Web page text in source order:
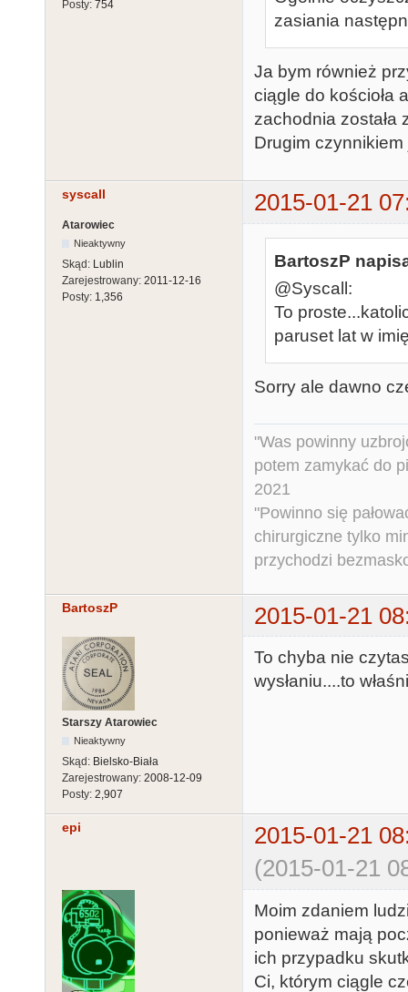
Posty: 754
zasiania
Ja bym również
ciągle do kościoła
zachodnia została
Drugim
syscall 2015-01-21
Atarowiec
Nieaktywny
Skąd: Lublin
Zarejestrowany: 2011-12-16
Posty: 1,356
BartoszP
@Syscall:
To
paruset lat w
Sorry ale dawno
"Was powinny
potem zamykać do
2021
"Powinno się
chirurgiczne tylko
przychodzi
BartoszP 2015-01-21
Starszy Atarowiec
Nieaktywny
Skąd: Bielsko-Biała
Zarejestrowany: 2008-12-09
Posty: 2,907
To chyba nie
wysłaniu....to
epi
2015-01-21
(2015-01-21
Moim zdaniem
ponieważ mają
ich przypadku
Ci, którym ciągle